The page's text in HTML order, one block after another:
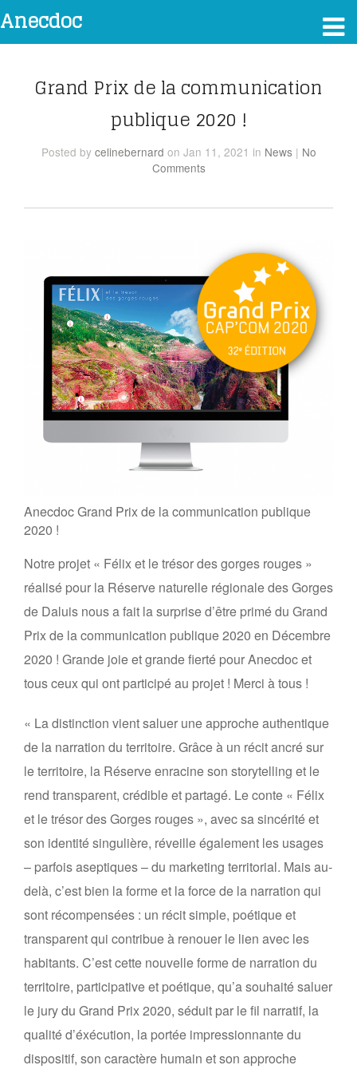
Anecdoc
Grand Prix de la communication
publique 2020 !
Posted by celinebernard on Jan 11, 2021 in News | No
Comments
Anecdoc Grand Prix de la communication publique
2020 !
Notre projet « Félix et le trésor des gorges rouges »
réalisé pour la Réserve naturelle régionale des Gorges
de Daluis nous a fait la surprise d’être primé du Grand
Prix de la communication publique 2020 en Décembre
2020 ! Grande joie et grande fierté pour Anecdoc et
tous ceux qui ont participé au projet ! Merci à tous !
« La distinction vient saluer une approche authentique
de la narration du territoire. Grâce à un récit ancré sur
le territoire, la Réserve enracine son storytelling et le
rend transparent, crédible et partagé. Le conte « Félix
et le trésor des Gorges rouges », avec sa sincérité et
son identité singulière, réveille également les usages
– parfois aseptiques – du marketing territorial. Mais au-
delà, c’est bien la forme et la force de la narration qui
sont récompensées : un récit simple, poétique et
transparent qui contribue à renouer le lien avec les
habitants. C’est cette nouvelle forme de narration du
territoire, participative et poétique, qu’a souhaité saluer
le jury du Grand Prix 2020, séduit par le fil narratif, la
qualité d’éxécution, la portée impressionnante du
dispositif, son caractère humain et son approche